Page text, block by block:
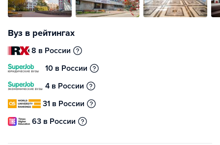
Вуз в рейтингах
8 в России
10 в России
4 в России
31 в России
63 в России